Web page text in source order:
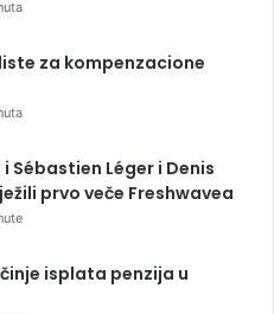
za kompenzacione
i Sébastien Léger i Denis
prvo veče Freshwavea
isplata penzija u